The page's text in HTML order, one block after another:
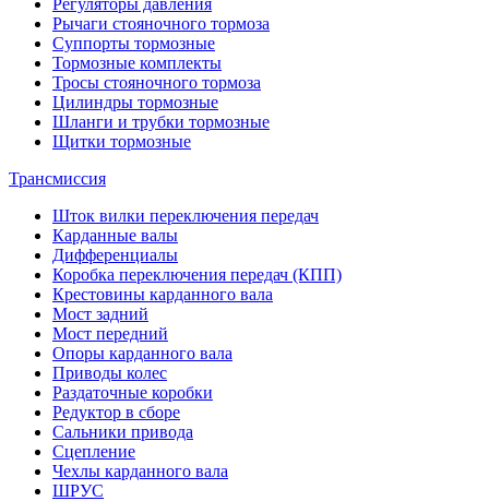
Регуляторы давления
Рычаги стояночного тормоза
Суппорты тормозные
Тормозные комплекты
Тросы стояночного тормоза
Цилиндры тормозные
Шланги и трубки тормозные
Щитки тормозные
Трансмиссия
Шток вилки переключения передач
Карданные валы
Дифференциалы
Коробка переключения передач (КПП)
Крестовины карданного вала
Мост задний
Мост передний
Опоры карданного вала
Приводы колес
Раздаточные коробки
Редуктор в сборе
Сальники привода
Сцепление
Чехлы карданного вала
ШРУС